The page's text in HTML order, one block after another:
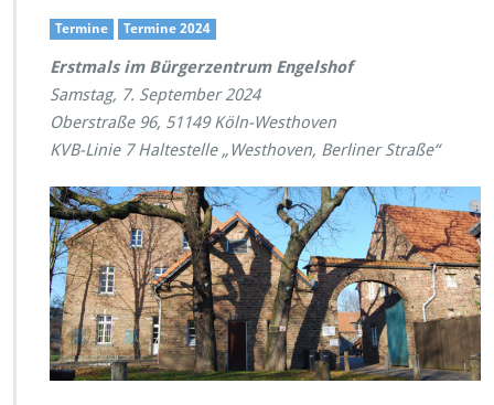
s
e
n
t
a
g
2
0
2
4:
Termine Termine 2024
Erstmals im Bürgerzentrum Engelshof
Samstag, 7. September 2024
Oberstraße 96, 51149 Köln-Westhoven
KVB-Linie 7 Haltestelle „Westhoven, Berliner Straße“